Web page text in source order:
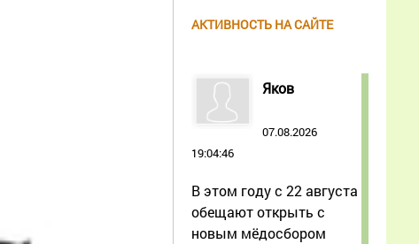
АКТИВНОСТЬ НА САЙТЕ
Яков
07.08.2026
19:04:46
В этом году с 22 августа
обещают открыть с
новым мёдосбором